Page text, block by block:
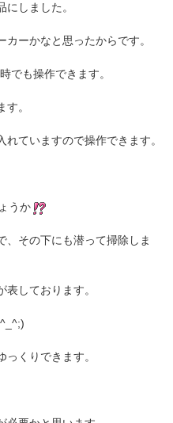
しました。
ーかなと思ったからです。
でも操作できます。
。
ていますので操作できます。
うか
、その下にも潜って掃除しま
しております。
くりできます。